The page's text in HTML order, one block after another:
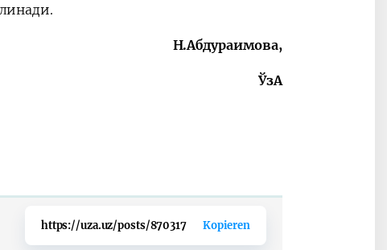
Н.Абдураимова,
ЎзА
https://uza.uz/posts/870317 Kopieren